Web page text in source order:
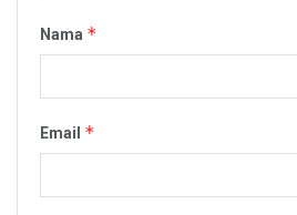
Nama *
Email *